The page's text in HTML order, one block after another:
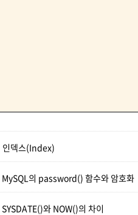
인덱스(Index)
의 password() 함수와 암호화
와 NOW()의 차이